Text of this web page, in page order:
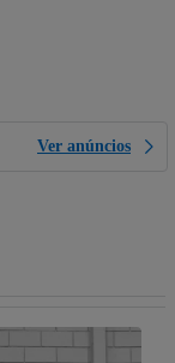
Ver anúncios